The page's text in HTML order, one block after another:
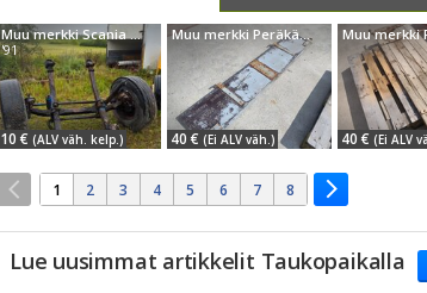
Muu merkki Scania 3.SRJ Akseleita
'91
10 € (ALV väh. kelp.)
Muu merkki Peräkärryn vanerilaita - 35cm korkea, leveys 197cm
40 € (Ei ALV väh.) 40 € (Ei ALV
1 2 3 4 5 6 7 8
Lue uusimmat artikkelit Taukopaikalla